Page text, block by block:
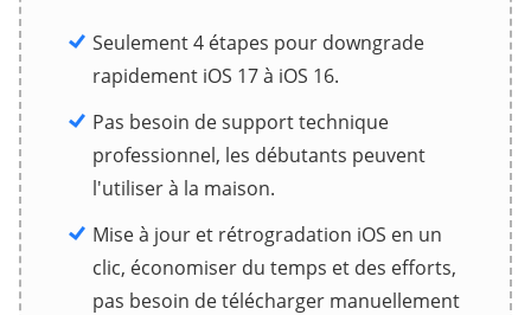
Seulement 4 étapes pour downgrade
rapidement iOS 17 à iOS 16.
Pas besoin de support technique
professionnel, les débutants peuvent
l'utiliser à la maison.
Mise à jour et rétrogradation iOS en un
clic, économiser du temps et des efforts,
pas besoin de télécharger manuellement